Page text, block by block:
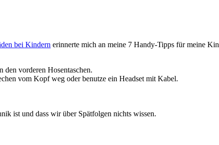
bei Kindern erinnerte mich an meine 7 Handy-Tipps für meine
den vorderen Hosentaschen.
vom Kopf weg oder benutze ein Headset mit Kabel.
ist und dass wir über Spätfolgen nichts wissen.